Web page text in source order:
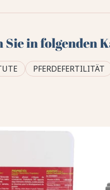
in folgenden
PFERDEFERTILITÄT